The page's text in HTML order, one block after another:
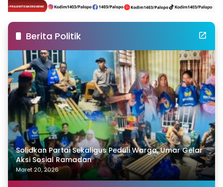
Berita Politik
Solidkan Partai Sekaligus Peduli Warga, Umar Gelar
Aksi Sosial Ramadan
Maret 20, 2026